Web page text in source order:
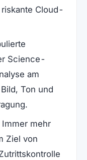
Cloud-
Science-
am
Ton und
Immer mehr
Ziel von